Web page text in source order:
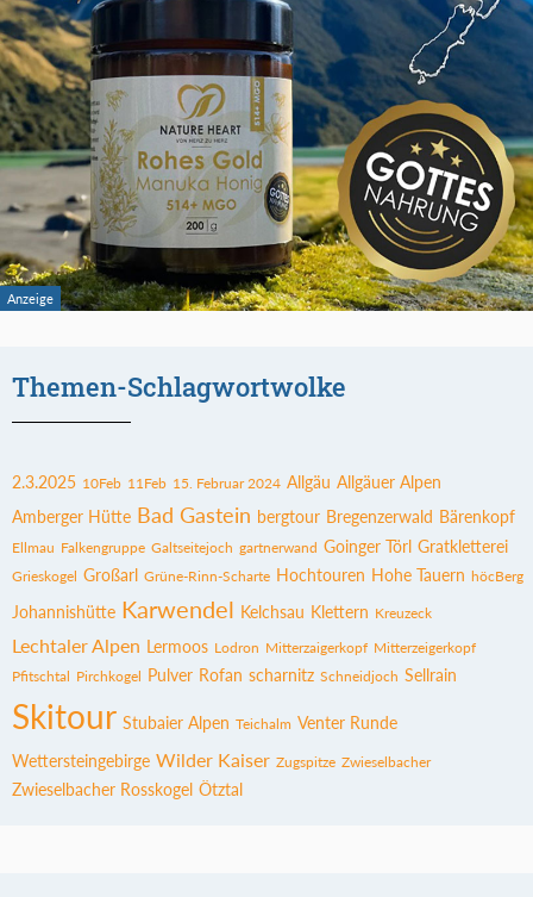
Themen-Schlagwortwolke
2.3.2025 10Feb 11Feb 15. Februar 2024 Allgäu Allgäuer Alpen
Amberger Hütte Bad Gastein bergtour Bregenzerwald Bärenkopf
Ellmau Falkengruppe Galtseitejoch gartnerwand Goinger Törl Gratkletterei
Grieskogel Großarl Grüne-Rinn-Scharte Hochtouren Hohe Tauern höcBerg
Johannishütte Karwendel Kelchsau Klettern Kreuzeck
Lechtaler Alpen Lermoos Lodron Mitterzaigerkopf Mitterzeigerkopf
Pfitschtal Pirchkogel Pulver Rofan scharnitz Schneidjoch Sellrain
Skitour Stubaier Alpen Teichalm Venter Runde
Wettersteingebirge Wilder Kaiser Zugspitze Zwieselbacher
Zwieselbacher Rosskogel Ötztal